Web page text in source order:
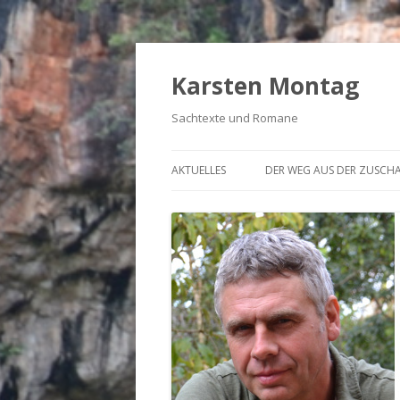
Karsten Montag
Sachtexte und Romane
AKTUELLES DER WEG AUS DER